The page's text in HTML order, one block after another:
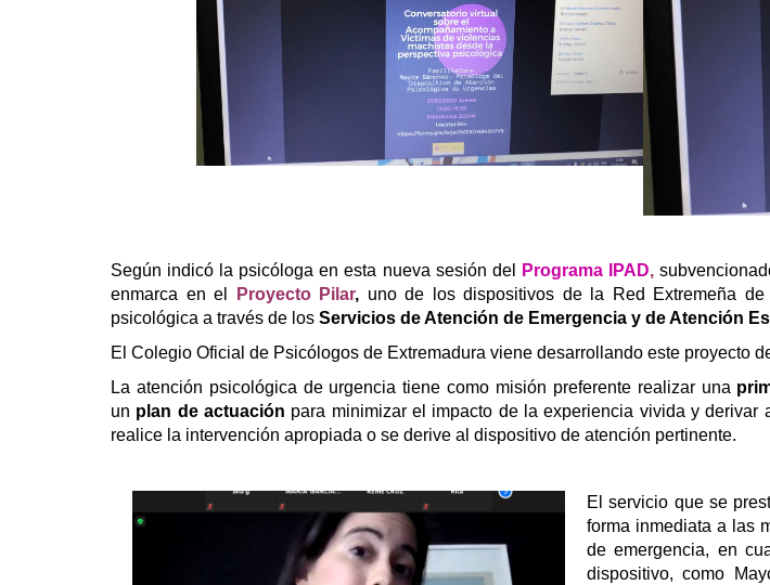
Según indicó la psicóloga en esta nueva sesión del Programa IPAD,
enmarca en el
Proyecto Pilar, uno de los dispositivos de la Red Extremeña
psicológica a través de los Servicios de Atención de Emergencia y de Atención
El Colegio Oficial de Psicólogos de Extremadura viene desarrollando este proyecto
La atención psicológica de urgencia tiene como misión preferente realizar una
un plan de actuación para minimizar el impacto de la experiencia vivida y derivar
realice la intervención apropiada o se derive al dispositivo de atención pertinente.
El servicio que se
forma inmediata a las
de emergencia, en
dispositivo, como